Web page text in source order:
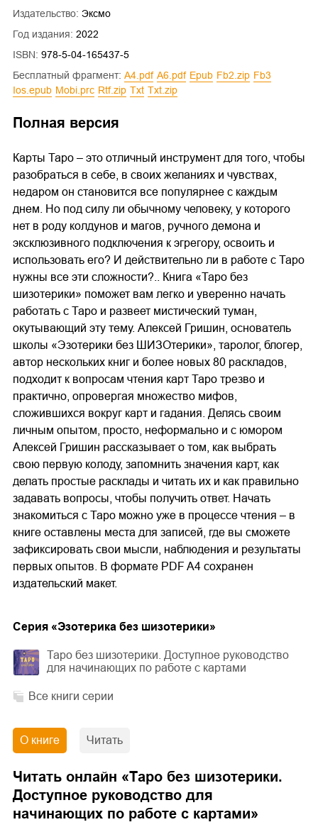
Издательство: Эксмо
Год издания: 2022
ISBN: 978-5-04-165437-5
Бесплатный фрагмент:
a4.pdf a6.pdf epub fb2.zip
fb3
ios.epub
mobi.prc rtf.zip txt txt.zip
Полная версия
Карты Таро – это отличный инструмент для того, чтобы
разобраться в себе, в своих желаниях и чувствах,
недаром он становится все популярнее с каждым
днем. Но под силу ли обычному человеку, у которого
нет в роду колдунов и магов, ручного демона и
эксклюзивного подключения к эгрегору, освоить и
использовать его? И действительно ли в работе с Таро
нужны все эти сложности?.. Книга «Таро без
шизотерики» поможет вам легко и уверенно начать
работать с Таро и развеет мистический туман,
окутывающий эту тему. Алексей Гришин, основатель
школы «Эзотерики без ШИЗОтерики», таролог, блогер,
автор нескольких книг и более новых 80 раскладов,
подходит к вопросам чтения карт Таро трезво и
практично, опровергая множество мифов,
сложившихся вокруг карт и гадания. Делясь своим
личным опытом, просто, неформально и с юмором
Алексей Гришин рассказывает о том, как выбрать
свою первую колоду, запомнить значения карт, как
делать простые расклады и читать их и как правильно
задавать вопросы, чтобы получить ответ. Начать
знакомиться с Таро можно уже в процессе чтения – в
книге оставлены места для записей, где вы сможете
зафиксировать свои мысли, наблюдения и результаты
первых опытов. В формате PDF A4 сохранен
издательский макет.
Cерия «Эзотерика без шизотерики»
Таро без шизотерики. Доступное руководство
для начинающих по работе с картами
Все книги серии
О книге Читать
Читать онлайн «Таро без шизотерики.
Доступное руководство для
начинающих по работе с картами»